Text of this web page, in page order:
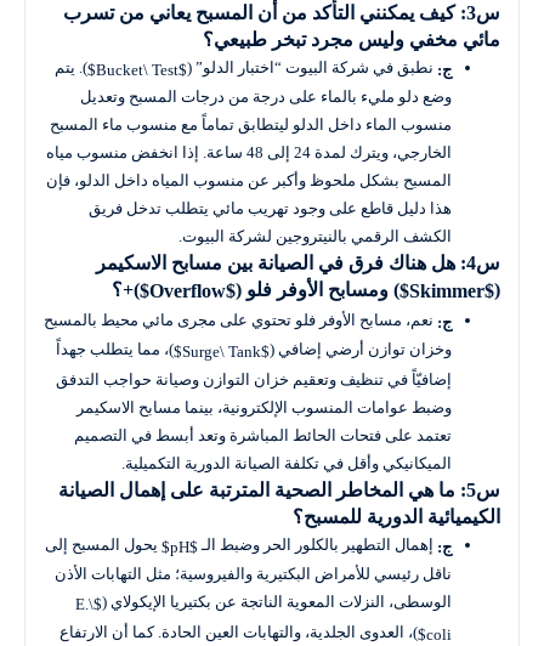
س3: كيف يمكنني التأكد من أن المسبح يعاني من تسرب
مائي مخفي وليس مجرد تبخر طبيعي؟
ج: نطبق في شركة البيوت “اختبار الدلو” ($Bucket\ Test$
). يتم
وضع دلو مليء بالماء على درجة من درجات المسبح وتعديل
منسوب الماء داخل الدلو ليتطابق تماماً مع منسوب ماء المسبح
الخارجي، ويترك لمدة 24 إلى 48 ساعة. إذا انخفض منسوب مياه
المسبح بشكل ملحوظ وأكبر عن منسوب المياه داخل الدلو، فإن
هذا دليل قاطع على وجود تهريب مائي يتطلب تدخل فريق
الكشف الرقمي بالنيتروجين لشركة البيوت.
س4: هل هناك فرق في الصيانة بين مسابح الاسكيمر
(
$Skimmer$ ) ومسابح الأوفر فلو ($Overflow$ )+؟
ج: نعم، مسابح الأوفر فلو تحتوي على مجرى مائي محيط بالمسبح
وخزان توازن أرضي إضافي ($Surge\ Tank$
)، مما يتطلب جهداً
إضافيّاً في تنظيف وتعقيم خزان التوازن وصيانة حواجب التدفق
وضبط عوامات المنسوب الإلكترونية، بينما مسابح الاسكيمر
تعتمد على فتحات الحائط المباشرة وتعد أبسط في التصميم
الميكانيكي وأقل في تكلفة الصيانة الدورية التكميلية.
س5: ما هي المخاطر الصحية المترتبة على إهمال الصيانة
الكيميائية الدورية للمسبح؟
ج: إهمال التطهير بالكلور الحر وضبط الـ $pH$
يحول المسبح إلى
ناقل رئيسي للأمراض البكتيرية والفيروسية؛ مثل التهابات الأذن
الوسطى، النزلات المعوية الناتجة عن بكتيريا الإيكولاي ( $E.\
coli$ )، العدوى الجلدية، والتهابات العين الحادة. كما أن الارتفاع